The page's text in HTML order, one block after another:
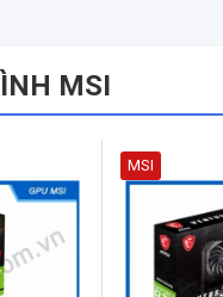
MSI
MSI